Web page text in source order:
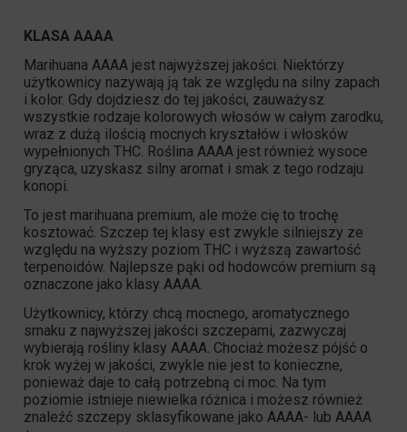
KLASA AAAA
Marihuana AAAA jest najwyższej jakości. Niektórzy
użytkownicy nazywają ją tak ze względu na silny zapach
i kolor. Gdy dojdziesz do tej jakości, zauważysz
wszystkie rodzaje kolorowych włosów w całym zarodku,
wraz z dużą ilością mocnych kryształów i włosków
wypełnionych THC. Roślina AAAA jest również wysoce
gryząca, uzyskasz silny aromat i smak z tego rodzaju
konopi.
To jest marihuana premium, ale może cię to trochę
kosztować. Szczep tej klasy est zwykle silniejszy ze
względu na wyższy poziom THC i wyższą zawartość
terpenoidów. Najlepsze pąki od hodowców premium są
oznaczone jako klasy AAAA.
Użytkownicy, którzy chcą mocnego, aromatycznego
smaku z najwyższej jakości szczepami, zazwyczaj
wybierają rośliny klasy AAAA. Chociaż możesz pójść o
krok wyżej w jakości, zwykle nie jest to konieczne,
ponieważ daje to całą potrzebną ci moc. Na tym
poziomie istnieje niewielka różnica i możesz również
znaleźć szczepy sklasyfikowane jako AAAA- lub AAAA